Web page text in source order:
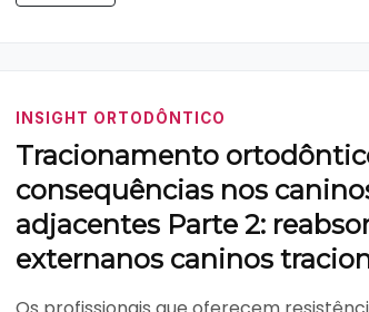
INSIGHT ORTODÔNTICO
Tracionamento
consequências nos
adjacentes Parte 2:
externanos caninos